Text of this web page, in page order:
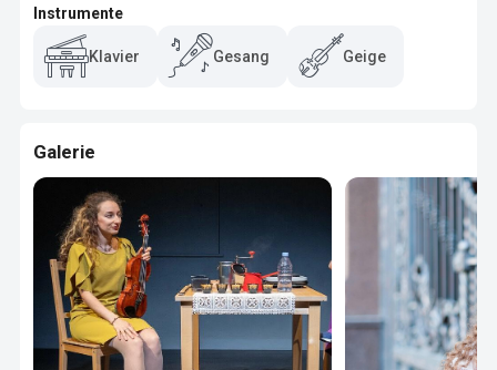
Instrumente
Klavier Gesang Geige
Galerie